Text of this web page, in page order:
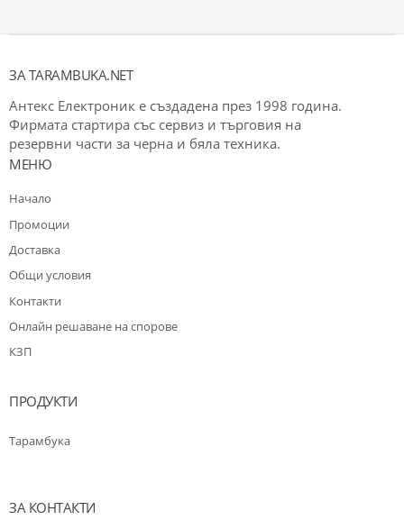
ЗА TARAMBUKA.NET
Антекс Електроник е създадена през 1998 година.
Фирмата стартира със сервиз и търговия на
резервни части за черна и бяла техника.
МЕНЮ
Начало
Промоции
Доставка
Общи условия
Контакти
Oнлайн решаване на спорове
КЗП
ПРОДУКТИ
Тарамбука
ЗА КОНТАКТИ